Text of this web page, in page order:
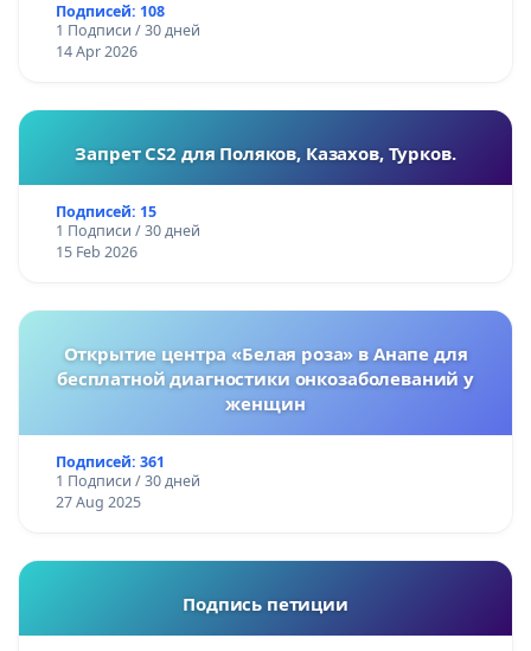
Подписей: 108
1 Подписи / 30 дней
14 Apr 2026
Запрет CS2 для Поляков, Казахов, Турков.
Подписей: 15
1 Подписи / 30 дней
15 Feb 2026
Открытие центра «Белая роза» в Анапе для
бесплатной диагностики онкозаболеваний у
женщин
Подписей: 361
1 Подписи / 30 дней
27 Aug 2025
Подпись петиции